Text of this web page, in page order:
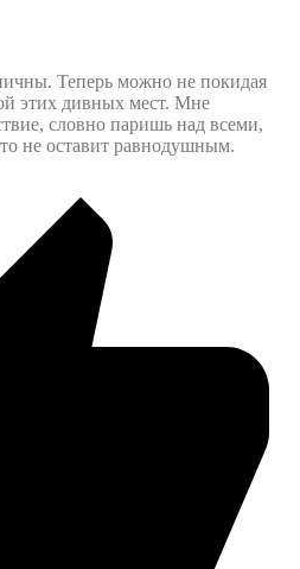
Теперь можно не покидая
этих дивных мест. Мне
словно паришь над всеми,
не оставит равнодушным.